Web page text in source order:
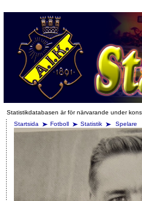
Statistikdatabasen är för närvarande under
Startsida
Fotboll Statistik Spelare